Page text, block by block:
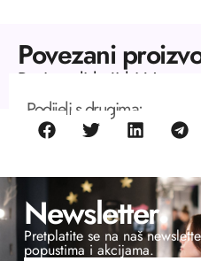
Povezani
Proizvodi koji bi Vas
Podijeli s drugima:
Newsletter
Pretplatite se na naš
popustima i akcijama.